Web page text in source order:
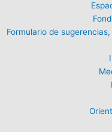
Formulario de